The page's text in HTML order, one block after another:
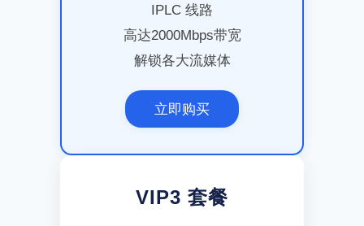
IPLC 线路
高达2000Mbps带宽
解锁各大流媒体
立即购买
VIP3 套餐